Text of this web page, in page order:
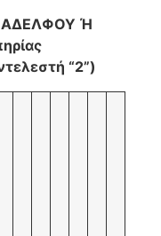
ΑΔΕΛΦΟΥ Ή
“2”)